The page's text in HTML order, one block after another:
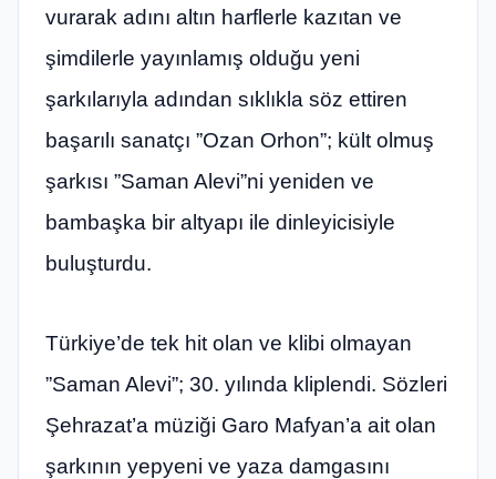
vurarak adını altın harflerle kazıtan ve
şimdilerle yayınlamış olduğu yeni
şarkılarıyla adından sıklıkla söz ettiren
başarılı sanatçı ”Ozan Orhon”; kült olmuş
şarkısı ”Saman Alevi”ni yeniden ve
bambaşka bir altyapı ile dinleyicisiyle
buluşturdu.
Türkiye’de tek hit olan ve klibi olmayan
”Saman Alevi”; 30. yılında kliplendi. Sözleri
Şehrazat’a müziği Garo Mafyan’a ait olan
şarkının yepyeni ve yaza damgasını